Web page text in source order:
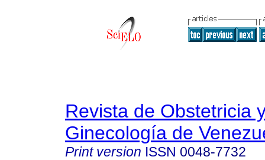
Revista de Obstetricia
Ginecología de
Print version ISSN 0048-7732